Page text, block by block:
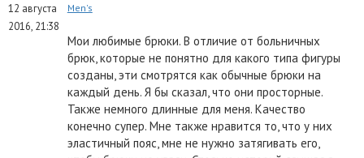
12 августа
2016, 21:38
Men's
Мои любимые брюки. В отличие от больничных
брюк, которые не понятно для какого типа фигуры
созданы, эти смотрятся как обычные брюки на
каждый день. Я бы сказал, что они просторные.
Также немного длинные для меня. Качество
конечно супер. Мне также нравится то, что у них
эластичный пояс, мне не нужно затягивать его,